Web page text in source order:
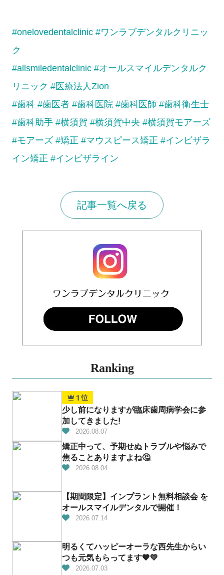
#onelovedentalclinic #ワンラブデンタルクリニッ
ク
#allsmiledentalclinic #オールスマイルデンタルク
リニック #医療法人Zion
#歯科 #歯医者 #歯科医院 #歯科医師 #歯科衛生士
#歯科助手 #横須賀 #横須賀中央 #横須賀モアーズ
#モアーズ #矯正 #マウスピース矯正 #インビザラ
イン矯正 #インビザライン
記事一覧へ戻る
Ranking
少し前になりますが臨床歯周病学会に参
加してきました!
2026.08.07
矯正中って、予期せぬトラブルや悩みで
焦ることありますよね🤔
2026.08.04
【期間限定】インプラント無料相談会 を
オールスマイルデンタルで開催！
2026.07.14
明るくてハッピーオーラな西先生からい
つも元気もらってます🧡💛
2026.07.03